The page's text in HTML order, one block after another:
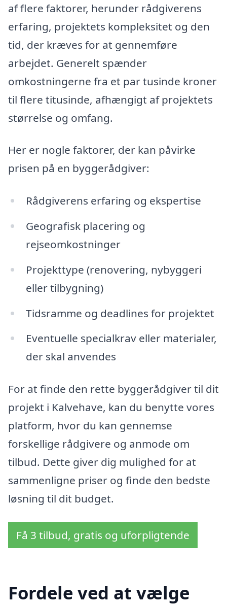
af flere faktorer, herunder rådgiverens
erfaring, projektets kompleksitet og den
tid, der kræves for at gennemføre
arbejdet. Generelt spænder
omkostningerne fra et par tusinde kroner
til flere titusinde, afhængigt af projektets
størrelse og omfang.
Her er nogle faktorer, der kan påvirke
prisen på en byggerådgiver:
Rådgiverens erfaring og ekspertise
Geografisk placering og
rejseomkostninger
Projekttype (renovering, nybyggeri
eller tilbygning)
Tidsramme og deadlines for projektet
Eventuelle specialkrav eller materialer,
der skal anvendes
For at finde den rette byggerådgiver til dit
projekt i Kalvehave, kan du benytte vores
platform, hvor du kan gennemse
forskellige rådgivere og anmode om
tilbud. Dette giver dig mulighed for at
sammenligne priser og finde den bedste
løsning til dit budget.
Få 3 tilbud, gratis og uforpligtende
Fordele ved at vælge